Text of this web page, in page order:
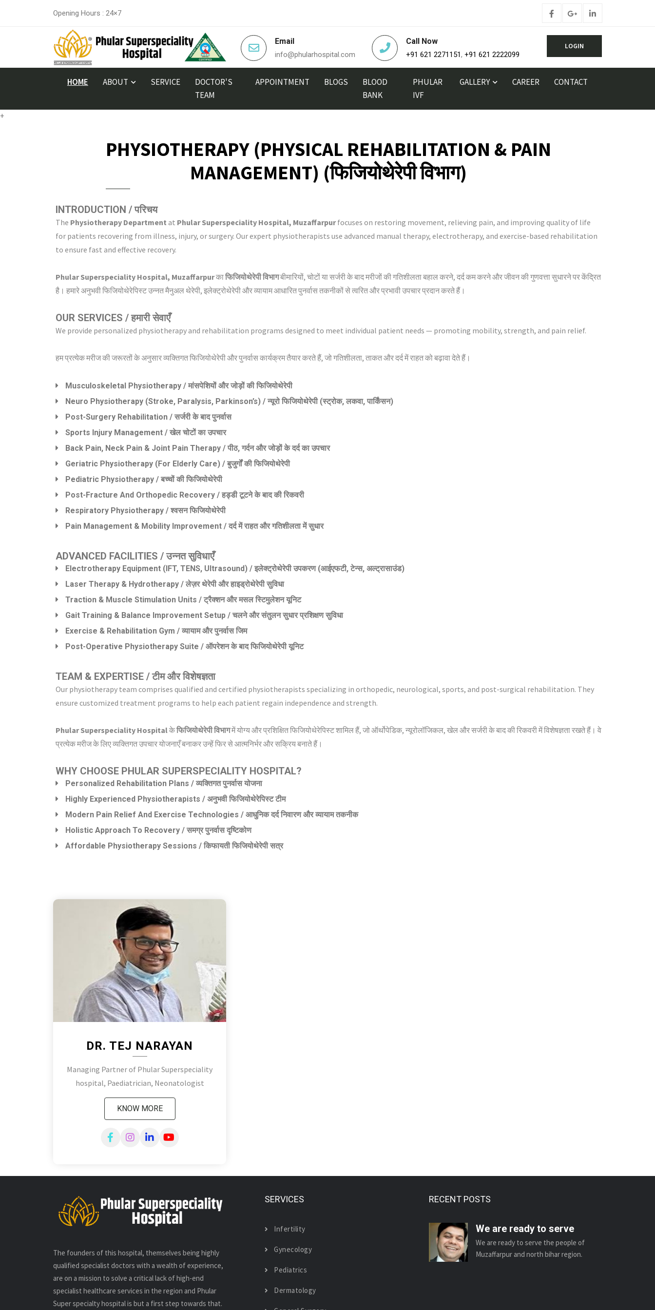
Opening Hours : 24×7
Email
info@phularhospital.com
Call Now
+91 621 2271151,+91 621 2222099
LOGIN
HOME ABOUT SERVICE
DOCTOR'S
TEAM
APPOINTMENT BLOGS
BLOOD
BANK
PHULAR
IVF
GALLERY CAREER CONTACT
+
PHYSIOTHERAPY (PHYSICAL REHABILITATION & PAIN
MANAGEMENT) (फिजियोथेरेपी विभाग)
INTRODUCTION / परिचय
The Physiotherapy Department at Phular Superspeciality Hospital, Muzaffarpurfocuses on restoring movement, relieving pain, and improving quality of life
for patients recovering from illness, injury, or surgery. Our expert physiotherapists use advanced manual therapy, electrotherapy, and exercise-based rehabilitation
to ensure fast and effective recovery.
Phular Superspeciality Hospital, Muzaffarpurकाफिजियोथेरेपी विभागबीमारियों, चोटों या सर्जरी के बाद मरीजों की गतिशीलता बहाल करने, दर्द कम करने और जीवन की गुणवत्ता सुधारने पर केंद्रित
है। हमारे अनुभवी फिजियोथेरेपिस्ट उन्नत मैनुअल थेरेपी, इलेक्ट्रोथेरेपी और व्यायाम आधारित पुनर्वास तकनीकों से त्वरित और प्रभावी उपचार प्रदान करते हैं।
OUR SERVICES / हमारी सेवाएँ
We provide personalized physiotherapy and rehabilitation programs designed to meet individual patient needs — promoting mobility, strength, and pain relief.
हम प्रत्येक मरीज की जरूरतों के अनुसार व्यक्तिगत फिजियोथेरेपी और पुनर्वास कार्यक्रम तैयार करते हैं, जो गतिशीलता, ताकत और दर्द में राहत को बढ़ावा देते हैं।
Musculoskeletal Physiotherapy / मांसपेशियों और जोड़ों की फिजियोथेरेपी
Neuro Physiotherapy (Stroke, Paralysis, Parkinson’s) / न्यूरो फिजियोथेरेपी (स्ट्रोक, लकवा, पार्किंसन)
Post-Surgery Rehabilitation / सर्जरी के बाद पुनर्वास
Sports Injury Management / खेल चोटों का उपचार
Back Pain, Neck Pain & Joint Pain Therapy / पीठ, गर्दन और जोड़ों के दर्द का उपचार
Geriatric Physiotherapy (for Elderly Care) / बुजुर्गों की फिजियोथेरेपी
Pediatric Physiotherapy / बच्चों की फिजियोथेरेपी
Post-Fracture And Orthopedic Recovery / हड्डी टूटने के बाद की रिकवरी
Respiratory Physiotherapy / श्वसन फिजियोथेरेपी
Pain Management & Mobility Improvement / दर्द में राहत और गतिशीलता में सुधार
ADVANCED FACILITIES / उन्नत सुविधाएँ
Electrotherapy Equipment (IFT, TENS, Ultrasound) / इलेक्ट्रोथेरेपी उपकरण (आईएफटी, टेन्स, अल्ट्रासाउंड)
Laser Therapy & Hydrotherapy / लेज़र थेरेपी और हाइड्रोथेरेपी सुविधा
Traction & Muscle Stimulation Units / ट्रैक्शन और मसल स्टिमुलेशन यूनिट
Gait Training & Balance Improvement Setup / चलने और संतुलन सुधार प्रशिक्षण सुविधा
Exercise & Rehabilitation Gym / व्यायाम और पुनर्वास जिम
Post-Operative Physiotherapy Suite / ऑपरेशन के बाद फिजियोथेरेपी यूनिट
TEAM & EXPERTISE / टीम और विशेषज्ञता
Our physiotherapy team comprises qualified and certified physiotherapists specializing in orthopedic, neurological, sports, and post-surgical rehabilitation. They
ensure customized treatment programs to help each patient regain independence and strength.
Phular Superspeciality Hospital केफिजियोथेरेपी विभागमें योग्य और प्रशिक्षित फिजियोथेरेपिस्ट शामिल हैं, जो ऑर्थोपेडिक, न्यूरोलॉजिकल, खेल और सर्जरी के बाद की रिकवरी में विशेषज्ञता रखते हैं। वे
प्रत्येक मरीज के लिए व्यक्तिगत उपचार योजनाएँ बनाकर उन्हें फिर से आत्मनिर्भर और सक्रिय बनाते हैं।
WHY CHOOSE PHULAR SUPERSPECIALITY HOSPITAL?
Personalized Rehabilitation Plans / व्यक्तिगत पुनर्वास योजना
Highly Experienced Physiotherapists / अनुभवी फिजियोथेरेपिस्ट टीम
Modern Pain Relief And Exercise Technologies / आधुनिक दर्द निवारण और व्यायाम तकनीक
Holistic Approach To Recovery / समग्र पुनर्वास दृष्टिकोण
Affordable Physiotherapy Sessions / किफायती फिजियोथेरेपी सत्र
DR. TEJ NARAYAN
Managing Partner of Phular Superspeciality
hospital, Paediatrician, Neonatologist
KNOW MORE
The founders of this hospital, themselves being highly
qualified specialist doctors with a wealth of experience,
are on a mission to solve a critical lack of high-end
specialist healthcare services in the region and Phular
Super specialty hospital is but a first step towards that.
SERVICES
Infertility
Gynecology
Pediatrics
Dermatology
RECENT POSTS
We are ready to serve
We are ready to serve the people of
Muzaffarpur and north bihar region.